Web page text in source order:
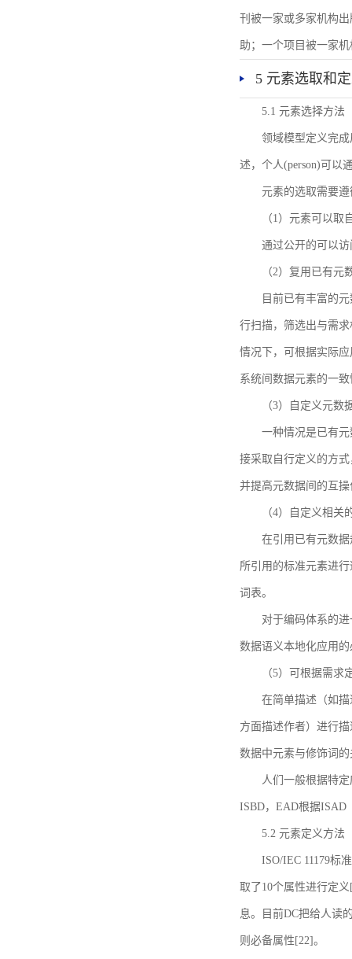
刊被一家或多家机构
助；一个项目被一家
5 元素选取和
5.1 元素选择方法
领域模型定义完
述，个人(person)可以
元素的选取需要
（1）元素可以取
通过公开的可以
（2）复用已有元
目前已有丰富的
行扫描，筛选出与需
情况下，可根据实际
系统间数据元素的一致
（3）自定义元数
一种情况是已有
接采取自行定义的方
并提高元数据间的互
（4）自定义相关
在引用已有元数
所引用的标准元素进
词表。
对于编码体系的
数据语义本地化应用
（5）可根据需求
在简单描述（如
方面描述作者）进行
数据中元素与修饰词
人们一般根据特
ISBD，EAD根据ISAD
5.2 元素定义方法
ISO/IEC 11179标
取了10个属性进行定
息。目前DC把给人读
则必备属性[22]。